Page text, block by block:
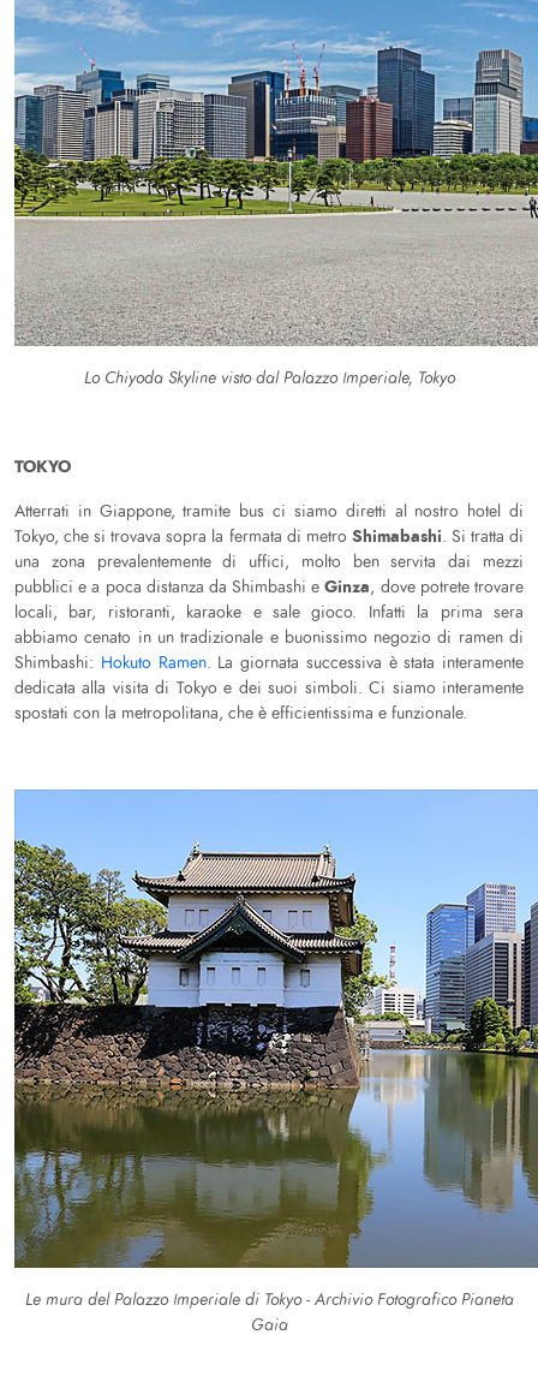
Lo Chiyoda Skyline visto dal Palazzo Imperiale, Tokyo
TOKYO
Atterrati in Giappone, tramite bus ci siamo diretti al nostro hotel di
Tokyo, che si trovava sopra la fermata di metro Shimabashi. Si tratta di
una zona prevalentemente di uffici, molto ben servita dai mezzi
pubblici e a poca distanza da Shimbashi eGinza, dove potrete trovare
locali, bar, ristoranti, karaoke e sale gioco. Infatti la prima sera
abbiamo cenato in un tradizionale e buonissimo negozio di ramen di
Shimbashi: Hokuto Ramen. La giornata successiva è stata interamente
dedicata alla visita di Tokyo e dei suoi simboli. Ci siamo interamente
spostati con la metropolitana, che è efficientissima e funzionale.
Le mura del Palazzo Imperiale di Tokyo - Archivio Fotografico Pianeta
Gaia